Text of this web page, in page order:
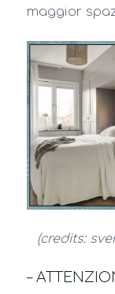
maggior
(credits:
–